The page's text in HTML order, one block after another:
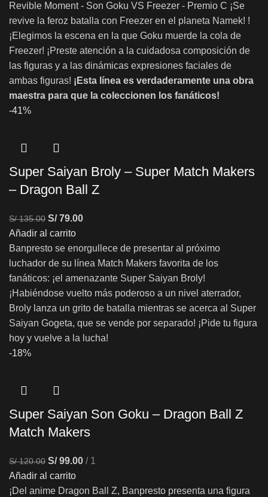
Revible Moment - Son Goku VS Freezer - Premio C ¡Se
revive la feroz batalla con Freezer en el planeta Namek! !
¡Elegimos la escena en la que Goku muerde la cola de
Freezer! ¡Preste atención a la cuidadosa composición de
las figuras y a las dinámicas expresiones faciales de
ambas figuras! ¡Esta línea es verdaderamente una obra
maestra para que la coleccionen los fanáticos!
-41%
Super Saiyan Broly – Super Match Makers
– Dragon Ball Z
S/135.00 S/79.00
Añadir al carrito
Banpresto se enorgullece de presentar al próximo
luchador de su línea Match Makers favorita de los
fanáticos: ¡el amenazante Super Saiyan Broly!
¡Habiéndose vuelto más poderoso a un nivel aterrador,
Broly lanza un grito de batalla mientras se acerca al Super
Saiyan Gogeta, que se vende por separado! ¡Pide tu figura
hoy y vuelve a la lucha!
-18%
Super Saiyan Son Goku – Dragon Ball Z
Match Makers
S/120.00 S/99.00
1
Añadir al carrito
¡Del anime Dragon Ball Z, Banpresto presenta una figura